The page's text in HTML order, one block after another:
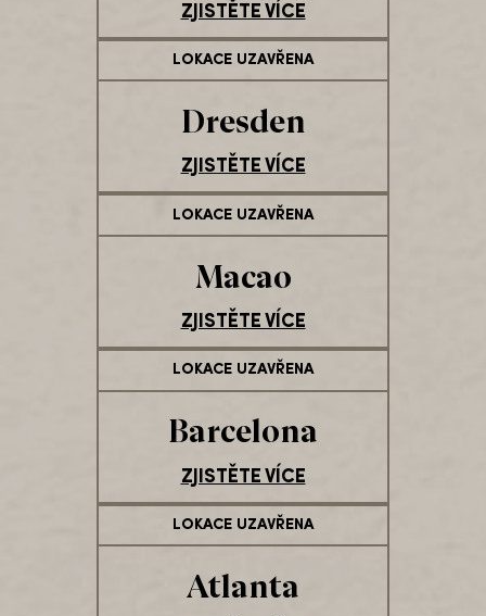
ZJISTĚTE VÍCE
LOKACE UZAVŘENA
Dresden
ZJISTĚTE VÍCE
LOKACE UZAVŘENA
Macao
ZJISTĚTE VÍCE
LOKACE UZAVŘENA
Barcelona
ZJISTĚTE VÍCE
LOKACE UZAVŘENA
Atlanta